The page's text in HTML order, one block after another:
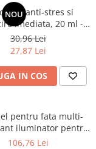
NOU
gel anti-stres si
imediata, 20 ml -
TOKYO PREMIUM
30,96 Lei
27,87 Lei
IN COS
pentru fata multi-
iluminator pentru
ml - HADA
106,76 Lei